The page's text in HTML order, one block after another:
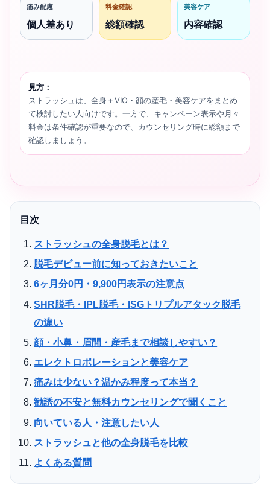
痛み配慮
個人差あり
料金確認
総額確認
美容ケア
内容確認
見方：
ストラッシュは、全身＋VIO・顔の産毛・美容ケアをまとめ
て検討したい人向けです。一方で、キャンペーン表示や月々
料金は条件確認が重要なので、カウンセリング時に総額まで
確認しましょう。
目次
ストラッシュの全身脱毛とは？
脱毛デビュー前に知っておきたいこと
6ヶ月分0円・9,900円表示の注意点
SHR脱毛・IPL脱毛・ISGトリプルアタック脱毛
の違い
顔・小鼻・眉間・産毛まで相談しやすい？
エレクトロポレーションと美容ケア
痛みは少ない？温かみ程度って本当？
勧誘の不安と無料カウンセリングで聞くこと
向いている人・注意したい人
ストラッシュと他の全身脱毛を比較
よくある質問